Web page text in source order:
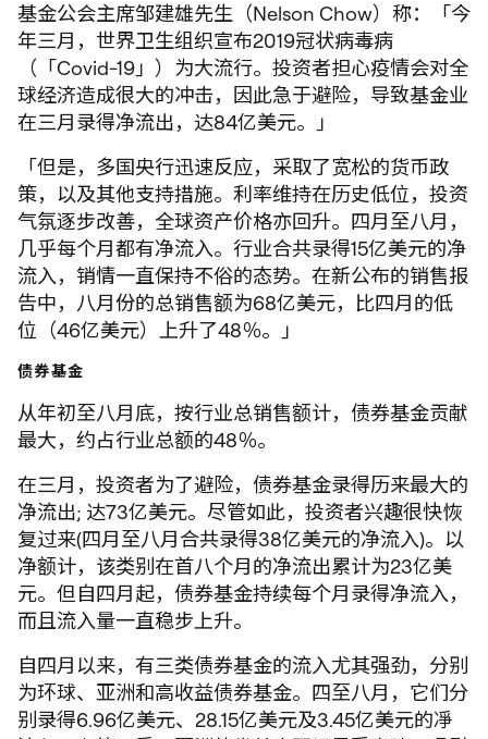
基金公会主席邹建雄先生（Nelson Chow）称：「今
年三月，世界卫生组织宣布2019冠状病毒病
（「Covid-19」）为大流行。投资者担心疫情会对全
球经济造成很大的冲击，因此急于避险，导致基金业
在三月录得净流出，达84亿美元。」
「但是，多国央行迅速反应，采取了宽松的货币政
策，以及其他支持措施。利率维持在历史低位，投资
气氛逐步改善，全球资产价格亦回升。四月至八月，
几乎每个月都有净流入。行业合共录得15亿美元的净
流入，销情一直保持不俗的态势。在新公布的销售报
告中，八月份的总销售额为68亿美元，比四月的低
位（46亿美元）上升了48％。」
债券基金
从年初至八月底，按行业总销售额计，债券基金贡献
最大，约占行业总额的48％。
在三月，投资者为了避险，债券基金录得历来最大的
净流出; 达73亿美元。尽管如此，投资者兴趣很快恢
复过来(四月至八月合共录得38亿美元的净流入)。以
净额计，该类别在首八个月的净流出累计为23亿美
元。但自四月起，债券基金持续每个月录得净流入，
而且流入量一直稳步上升。
自四月以来，有三类债券基金的流入尤其强劲，分别
为环球、亚洲和高收益债券基金。四至八月，它们分
别录得6.96亿美元、28.15亿美元及3.45亿美元的凈